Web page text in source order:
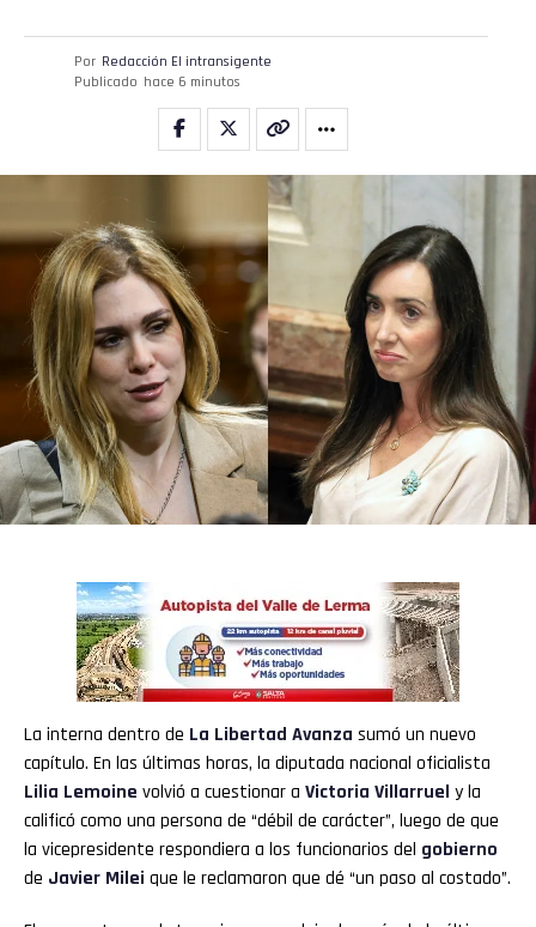
Por Redacción El intransigente
Publicado hace 6 minutos
La interna dentro de La Libertad Avanza sumó un nuevo
capítulo. En las últimas horas, la diputada nacional oficialista
Lilia Lemoine volvió a cuestionar a Victoria Villarruel y la
calificó como una persona de “débil de carácter”, luego de que
la vicepresidente respondiera a los funcionarios del gobierno
de Javier Milei que le reclamaron que dé “un paso al costado”.